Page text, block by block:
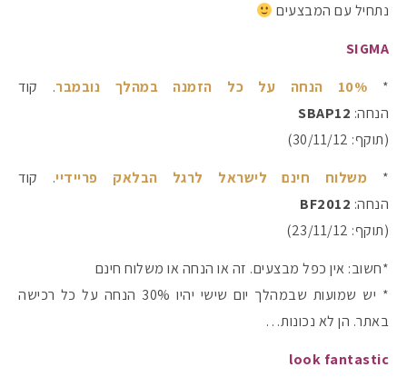
נתחיל עם המבצעים
SIGMA
* 10% הנחה על כל הזמנה במהלך נובמבר
. קוד
הנחה: SBAP12
(תוקף: 30/11/12)
* משלוח חינם לישראל לרגל הבלאק פריידיי. קוד
הנחה: BF2012
(תוקף: 23/11/12)
*חשוב: אין כפל מבצעים. זה או הנחה או משלוח חינם
* יש שמועות שבמהלך יום שישי יהיו 30% הנחה על כל רכישה
באתר. הן לא נכונות…
look fantastic